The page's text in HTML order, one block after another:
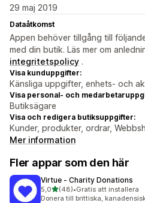
29 maj 2019
Dataåtkomst
Appen behöver tillgång till
med din butik. Läs mer om
integritetspolicy .
Visa kunduppgifter:
Känsliga uppgifter, enhets- och
Visa personal- och
Butiksägare
Visa och redigera butiksuppgifter:
Kunder, produkter, ordrar,
Mer information
Fler appar som den här
Virtue ‑ Charity Donations
5,0av 5 stjärnor
(48)
48 recensioner totalt
•Gratis att installera
Donera till brittiska,